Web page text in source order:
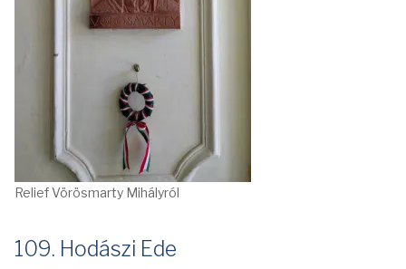
Relief Vörösmarty Mihályról
109. Hodászi Ede